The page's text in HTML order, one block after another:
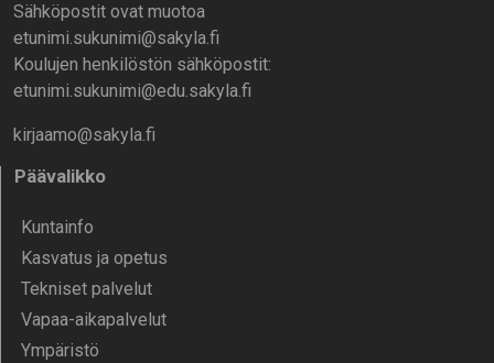
Sähköpostit ovat muotoa
etunimi.sukunimi@sakyla.fi
Koulujen henkilöstön sähköpostit:
etunimi.sukunimi@edu.sakyla.fi
kirjaamo@sakyla.fi
Päävalikko
Kunta­info
Kasvatus ja opetus
Tekniset palvelut
Vapaa-aika­palvelut
Ympä­ristö